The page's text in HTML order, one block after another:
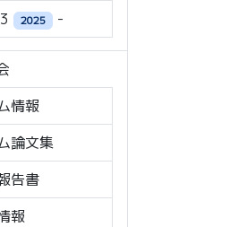
2025 -
情報
論文集
告書
報